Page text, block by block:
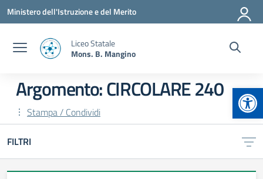
Vai ai contenuti
Vai al menu di navigazione
Vai al footer
Ministero dell'Istruzione e del Merito
Liceo Statale
Mons. B. Mangino
Argomento: CIRCOLARE 240
Stampa / Condividi
FILTRI